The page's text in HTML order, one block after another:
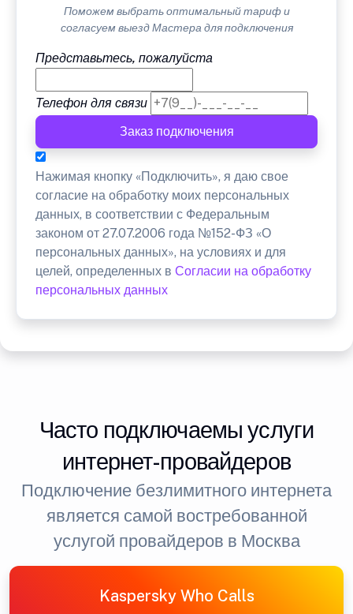
Поможем выбрать оптимальный тариф и
согласуем выезд Мастера для подключения
Представьтесь, пожалуйста
Телефон для связи
Заказ подключения
Нажимая кнопку «Подключить», я даю свое
согласие на обработку моих персональных
данных, в соответствии с Федеральным
законом от 27.07.2006 года №152-ФЗ «О
персональных данных», на условиях и для
целей, определенных в Согласии на обработку
персональных данных
Часто подключаемы услуги
интернет-провайдеров
Подключение безлимитного интернета
является самой востребованной
услугой провайдеров в Москва
Kaspersky Who Calls